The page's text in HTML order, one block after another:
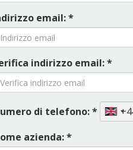
email: *
indirizzo email: *
di telefono: *
azienda: *